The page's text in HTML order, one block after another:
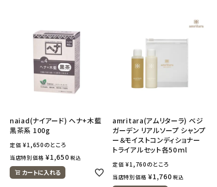
naiad(ナイアード) ヘナ+木藍
黒茶系 100g
定価 ¥1,650のところ
当店特別価格 ¥1,650 税込
カートに入れる
amritara(アムリターラ) ベジ
ガーデン リアルソープ シャンプ
ー＆モイストコンディショナー
トライアルセット各50ｍl
定価 ¥1,760のところ
当店特別価格 ¥1,760 税込